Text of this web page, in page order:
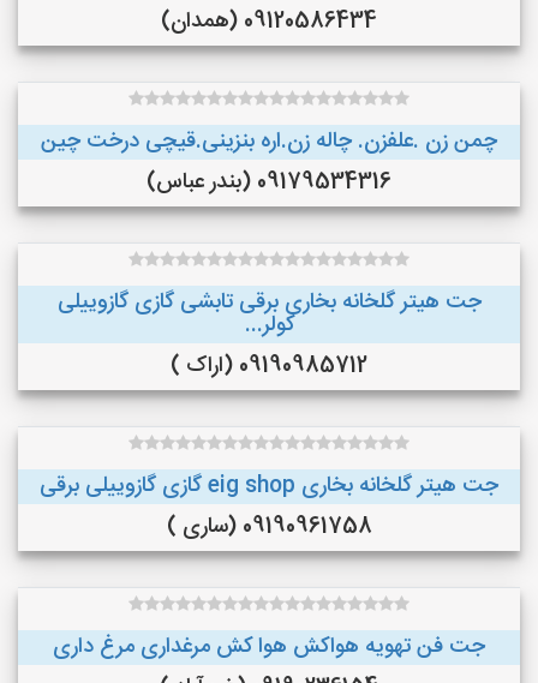
09120586434 (همدان)
چمن زن .علفزن. چاله زن.اره بنزینی.قیچی درخت چین
09179534316 (بندر عباس)
جت هیتر گلخانه بخاری برقی تابشی گازی گازوییلی
کولر...
09190985712 (اراک )
جت هیتر گلخانه بخاری eig shop گازی گازوییلی برقی
09190961758 (ساری )
جت فن تهویه هواکش هوا کش مرغداری مرغ داری